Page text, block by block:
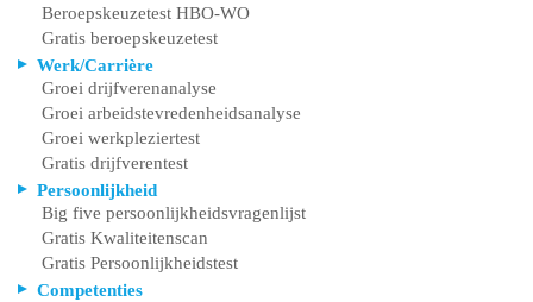
Beroepskeuzetest HBO-WO
Gratis beroepskeuzetest
Werk/Carrière
Groei drijfverenanalyse
Groei arbeidstevredenheidsanalyse
Groei werkpleziertest
Gratis drijfverentest
Persoonlijkheid
Big five persoonlijkheidsvragenlijst
Gratis Kwaliteitenscan
Gratis Persoonlijkheidstest
Competenties